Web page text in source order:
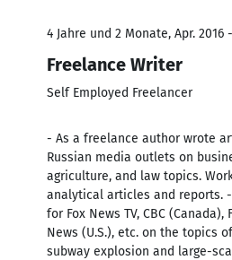
4 Jahre und 2 Monate, Apr. 2016
Freelance Writer
Self Employed Freelancer
- As a freelance author wrote
Russian media outlets on
agriculture, and law topics.
analytical articles and reports.
for Fox News TV, CBC (Canada),
News (U.S.), etc. on the topics
subway explosion and large-